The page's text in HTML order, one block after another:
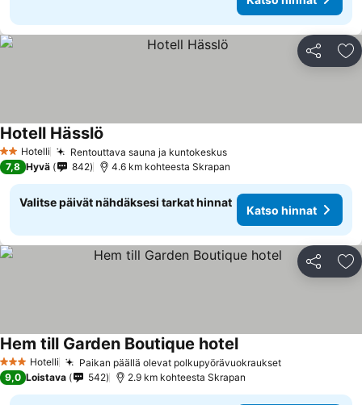
Jaa
2 Tähtiluokitus
Hotelli Rentouttava sauna ja kuntokeskusKatso hinnat
Hotell Hässlö
7,8 Hyvä 842 4.6 km kohteesta Skrapan
Valitse päivät nähdäksesi tarkat hinnat
Katso hinnat
Jaa
3 Tähtiluokitus
Hotelli Paikan päällä olevat polkupyörävuokrauksetKatso hinnat
Hem till Garden Boutique hotelKatso hinnat
9,0 Loistava 542 2.9 km kohteesta Skrapan